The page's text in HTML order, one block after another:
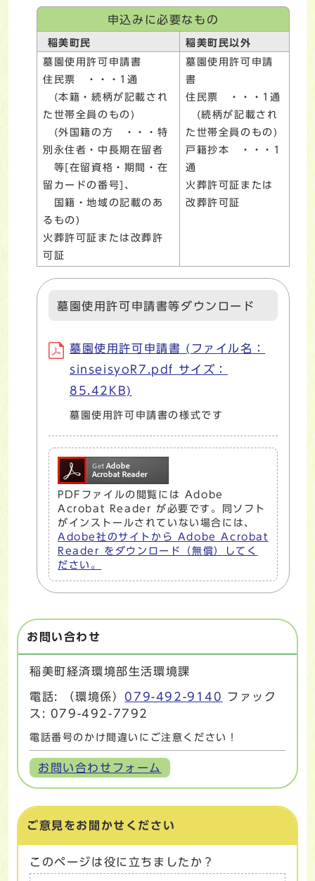
申込みに必要なもの
稲美町民
稲美町民以外
墓園使用許可申請書
住民票 ・・・1通
(本籍・続柄が記載され
た世帯全員のもの)
(外国籍の方 ・・・特
別永住者・中長期在留者
等[在留資格・期間・在
留カードの番号]、
国籍・地域の記載のあ
るもの)
火葬許可証または改葬許
可証
墓園使用許可申請
書
住民票 ・・・1通
(続柄が記載され
た世帯全員のもの)
戸籍抄本 ・・・1
通
火葬許可証または
改葬許可証
墓園使用許可申請書等ダウンロード
墓園使用許可申請書 (ファイル名：
sinseisyoR7.pdf サイズ：
85.42KB)
墓園使用許可申請書の様式です
PDFファイルの閲覧には Adobe
Acrobat Reader が必要です。同ソフト
がインストールされていない場合には、
Adobe社のサイトから Adobe Acrobat
Reader をダウンロード（無償）してく
ださい。
お問い合わせ
稲美町経済環境部生活環境課
電話: （環境係） 079-492-9140
ファック
ス: 079-492-7792
電話番号のかけ間違いにご注意ください！
お問い合わせフォーム
ご意見をお聞かせください
このページは役に立ちましたか？